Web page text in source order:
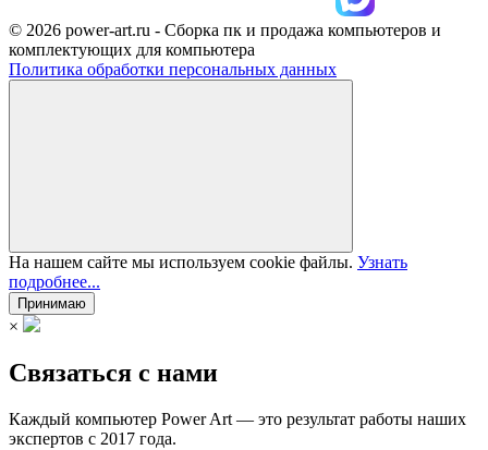
© 2026 power-art.ru - Сборка пк и продажа компьютеров и
комплектующих для компьютера
Политика обработки персональных данных
На нашем сайте мы используем cookie файлы. Узнать
подробнее...
Принимаю
×
Связаться с нами
Каждый компьютер Power Art — это результат работы наших
экспертов с 2017 года.